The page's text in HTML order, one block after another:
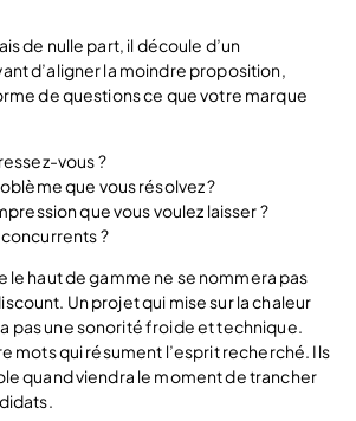
de nulle part, il découle d’un
d’aligner la moindre proposition,
de questions ce que votre marque
vous ?
que vous résolvez ?
que vous voulez laisser ?
?
le haut de gamme ne se nommera pas
Un projet qui mise sur la chaleur
pas une sonorité froide et technique.
mots qui résument l’esprit recherché. Ils
quand viendra le moment de trancher